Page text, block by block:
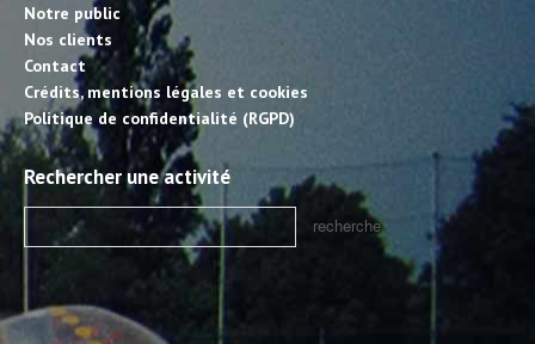
Notre public
Nos clients
Contact
Crédits, mentions légales et cookies
Politique de confidentialité (RGPD)
Rechercher une activité